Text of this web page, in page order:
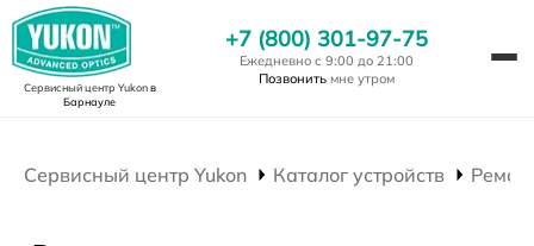
Сервисный центр Yukonв
Барнауле
+7 (800) 301-97-75
Ежедневно с 9:00 до 21:00
Позвонить мне утром
Сервисный центр Yukon Каталог устройств